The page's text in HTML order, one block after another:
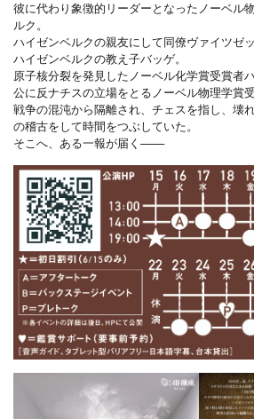
彼に代わり象徴的リーダーとなったノーベル
ルク。
ハイゼンベルクの親友にして同僚ヴァイツゼッ
ハイゼンベルクの教え子バッゲ。
原子核分裂を発見したノーベル化学賞受賞者ハ
公に反ナチスの立場をとるノーベル物理学賞
戦争の混沌から隔離され、チェスを指し、壊
の稽古をして時間をつぶしていた。
そこへ、ある一報が届く───